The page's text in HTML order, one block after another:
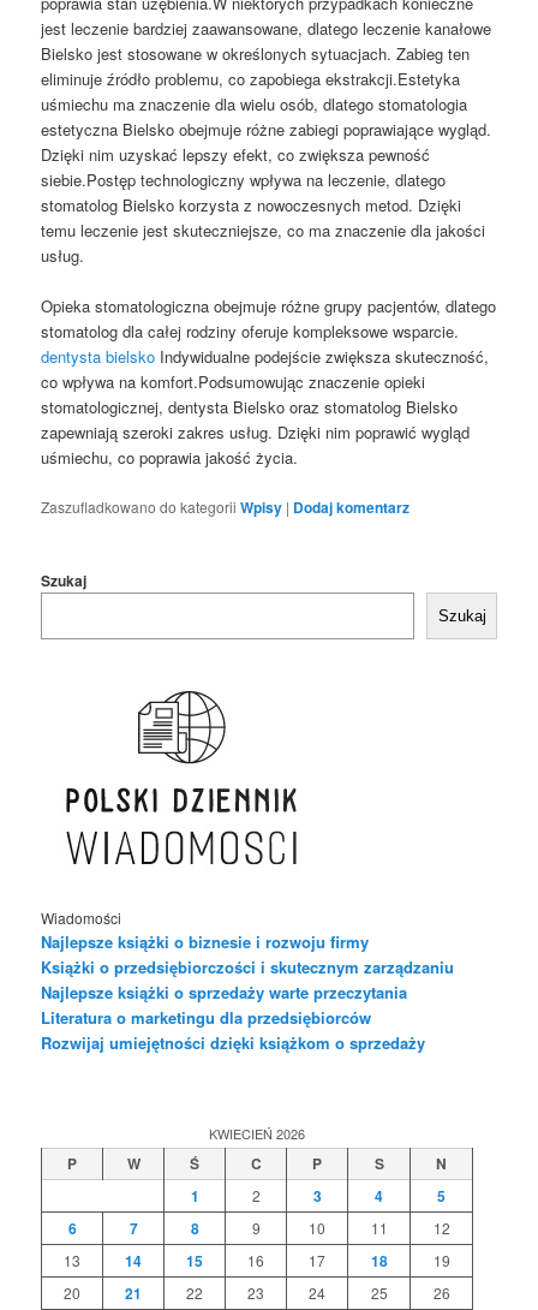
jest leczenie bardziej zaawansowane, dlatego leczenie kanałowe
Bielsko jest stosowane w określonych sytuacjach. Zabieg ten
eliminuje źródło problemu, co zapobiega ekstrakcji.Estetyka
uśmiechu ma znaczenie dla wielu osób, dlatego stomatologia
estetyczna Bielsko obejmuje różne zabiegi poprawiające wygląd.
Dzięki nim uzyskać lepszy efekt, co zwiększa pewność
siebie.Postęp technologiczny wpływa na leczenie, dlatego
stomatolog Bielsko korzysta z nowoczesnych metod. Dzięki
temu leczenie jest skuteczniejsze, co ma znaczenie dla jakości
usług.
Opieka stomatologiczna obejmuje różne grupy pacjentów, dlatego
stomatolog dla całej rodziny oferuje kompleksowe wsparcie.
dentysta bielsko Indywidualne podejście zwiększa skuteczność,
co wpływa na komfort.Podsumowując znaczenie opieki
stomatologicznej, dentysta Bielsko oraz stomatolog Bielsko
zapewniają szeroki zakres usług. Dzięki nim poprawić wygląd
uśmiechu, co poprawia jakość życia.
Zaszufladkowano do kategorii Wpisy | Dodaj komentarz
Szukaj
Szukaj
Wiadomości
Najlepsze książki o biznesie i rozwoju firmy
Książki o przedsiębiorczości i skutecznym zarządzaniu
Najlepsze książki o sprzedaży warte przeczytania
Literatura o marketingu dla przedsiębiorców
Rozwijaj umiejętności dzięki książkom o sprzedaży
KWIECIEŃ 2026
P W Ś C P S
N
1
2 3 4
5
6
7 8 9 10 11
12
13
14 15 16 17 18
19
20
21 22 23 24 25 26